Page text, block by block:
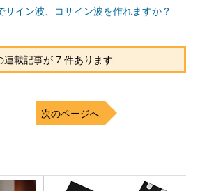
サイン波、コサイン波を作れますか？
連載記事が 7 件あります
次のページへ